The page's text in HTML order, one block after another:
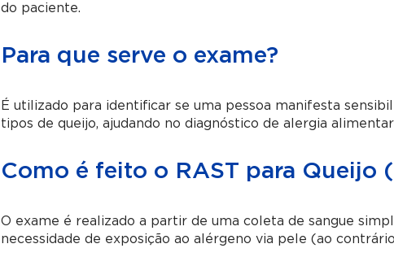
do paciente.
Para que serve o exame?
É utilizado para identificar se uma pessoa manifesta
tipos de queijo, ajudando no diagnóstico de alergia
Como é feito o RAST para Queijo
O exame é realizado a partir de uma coleta de sangue
necessidade de exposição ao alérgeno via pele (ao